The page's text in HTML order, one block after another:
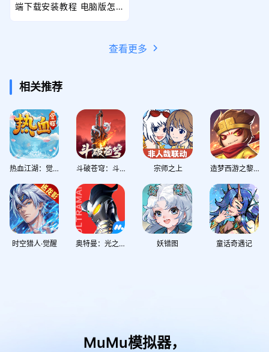
端下载安装教程 电脑版怎么
查看更多
相关推荐
热血江湖：觉醒 斗破苍穹：斗帝之路 宗师之上 造梦西游之黎尤浩劫篇
时空猎人·觉醒 奥特曼：光之战士 妖错图 童话奇遇记
MuMu模拟器，